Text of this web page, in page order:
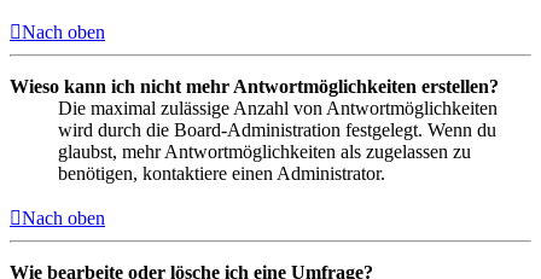
Nach oben
Wieso kann ich nicht mehr Antwortmöglichkeiten erstellen?
Die maximal zulässige Anzahl von Antwortmöglichkeiten
wird durch die Board-Administration festgelegt. Wenn du
glaubst, mehr Antwortmöglichkeiten als zugelassen zu
benötigen, kontaktiere einen Administrator.
Nach oben
Wie bearbeite oder lösche ich eine Umfrage?